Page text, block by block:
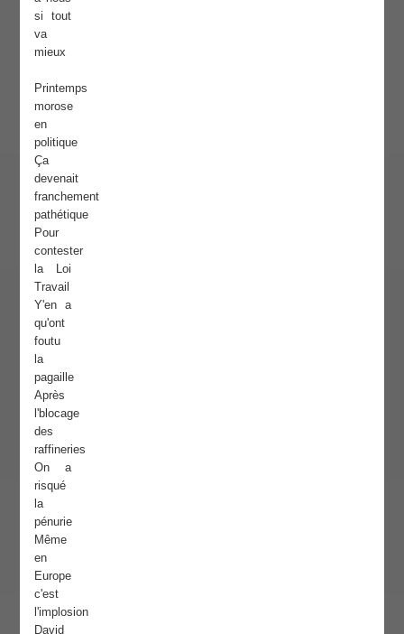
si tout
va
mieux
Printemps
morose
en
politique
Ça
devenait
franchement
pathétique
Pour
contester
la Loi
Travail
Y'en a
qu'ont
foutu
la
pagaille
Après
l'blocage
des
raffineries
On a
risqué
la
pénurie
Même
en
Europe
c'est
l'implosion
David